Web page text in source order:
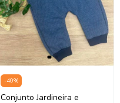
-40%
Conjunto Jardineira e